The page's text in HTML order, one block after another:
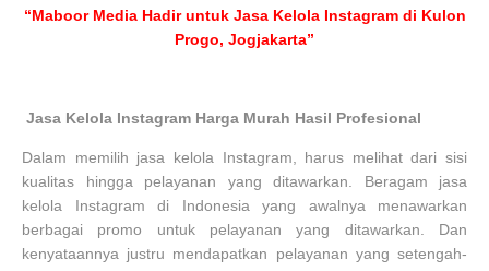
“Maboor Media Hadir untuk Jasa Kelola Instagram di Kulon
Progo, Jogjakarta”
Jasa Kelola Instagram Harga Murah Hasil Profesional
Dalam memilih jasa kelola Instagram, harus melihat dari sisi
kualitas hingga pelayanan yang ditawarkan. Beragam jasa
kelola Instagram di Indonesia yang awalnya menawarkan
berbagai promo untuk pelayanan yang ditawarkan. Dan
kenyataannya justru mendapatkan pelayanan yang setengah-